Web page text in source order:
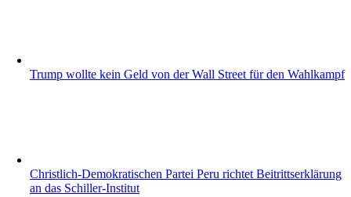
Trump wollte kein Geld von der Wall Street für den Wahlkampf
Christlich-Demokratischen Partei Peru richtet Beitrittserklärung
an das Schiller-Institut